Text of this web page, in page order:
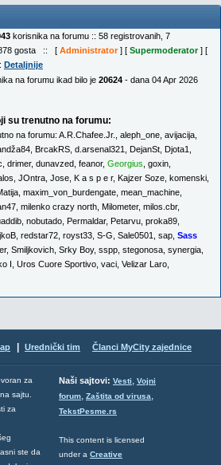
korisnika na forumu :: 58 registrovanih, 7
gosta :: [ Administrator] [ Supermoderator] [
Detaljnije
na forumu ikad bilo je 20624 - dana 04 Apr 2026
su trenutno na forumu:
na forumu: A.R.Chafee.Jr. aleph_one avijacija
BrcakRS d.arsenal321 DejanSt Djota1
drimer, dunavzed feanor, Georgius goxin
JOntra Jose K a s p e r, Kajzer Soze komenski
maxim_von_burdengate mean_machine
milenko crazy north Milometer, milos.cbr,
nobutado Permaldar, Petarvu proka89
redstar72 royst33 S-G Sale0501 sap Sass
, Smiljkovich Srky Boy, sspp stegonosa synergia
I Uros Cuore Sportivo vaci Velizar Laro
Urednički tim Članci MyCity zajednice
za
sajtu.
za
ste da
Naši sajtovi: Vesti, Vojni
forum, Zaštita od virusa,
TekstPesme.rs
This content is licensed
under a Creative